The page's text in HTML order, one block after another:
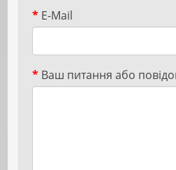
E-Mail
Ваш питання або